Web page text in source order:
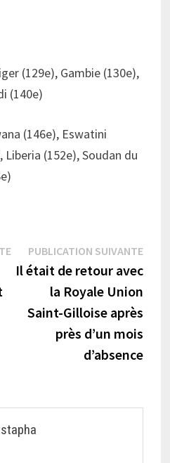
(129e), Gambie (130e),
(140e)
(146e), Eswatini
(152e), Soudan du
Publication
précédente :
PUBLICATION SUIVANTE
Il était de retour avec
la Royale Union
Saint-Gilloise après
près d’un mois
d’absence